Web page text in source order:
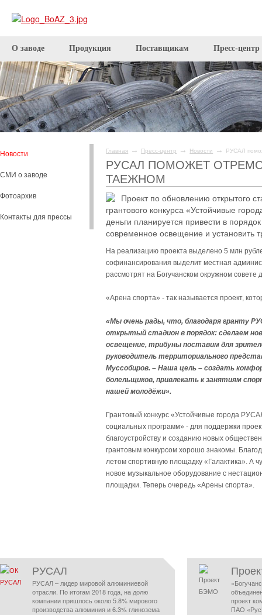
О заводе Продукция Поставщикам Пресс-центр
Новости
СМИ о заводе
Фотоархив
Контакты для прессы
Главная → Пресс-центр → Новости → РУСАЛ
РУСАЛ ПОМОЖЕТ
ТАЕЖНОМ
Проект по обновлению открытого
грантового конкурса «Устойчивые
деньги планируется привести в
современное освещение и установить
На реализацию проекта выделено 5 млн
софинансирования выделит местная
рассмотрят на Богучанском окружном совете
«Арена спорта» - так называется проект,
«Мы очень рады, что, благодаря гранту
открытый стадион в порядок: сделаем
освещение, трибуны поставим для
руководитель территориального
Муссобиров. – Наша цель – создать
болельщиков, привлекать к занятиям
нашей молодёжи».
Грантовый конкурс «Устойчивые города
социальных программ» - для поддержки
благоустройству и созданию новых
грантовым конкурсом хорошо знакомы.
летом спортивную площадку «Галактика». А
новое музыкальное оборудование с
площадки. Теперь очередь «Арены спорта».
РУСАЛ
РУСАЛ – лидер мировой алюминиевой
отрасли. По итогам 2018 года, на долю
компании пришлось около 5.8% мирового
производства алюминия и 6.3% глинозема
проект
ПАО